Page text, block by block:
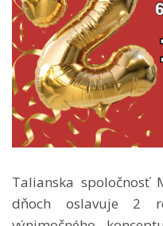
Talianska spoločnosť
dňoch oslavuje 2